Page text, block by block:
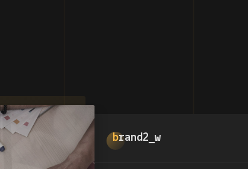
brand2_w